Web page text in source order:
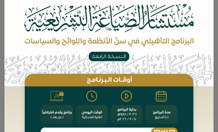
تشرُف الجمعية العلمية القضائية السعودية (قضاء) -ضمن سلسلة